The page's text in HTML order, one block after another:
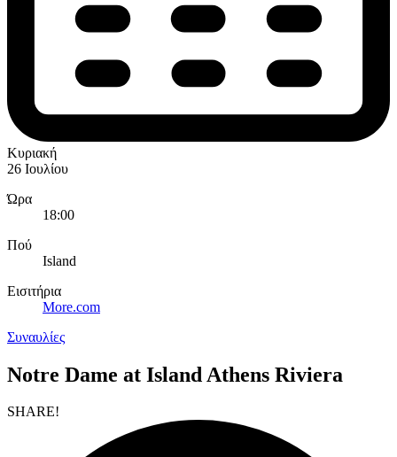
Κυριακή
26 Ιουλίου
Ώρα
18:00
Πού
Island
Εισιτήρια
More.com
Συναυλίες
Notre Dame at Island Athens Riviera
SHARE!